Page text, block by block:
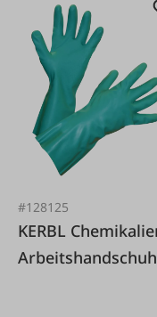
#128125
KERBL Chemikalien-
Arbeitshandschuh